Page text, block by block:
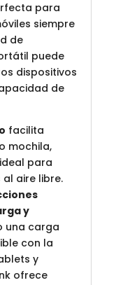
para
siempre
de
puede
dispositivos
de
facilita
mochila,
para
aire libre.
y
una carga
con la
y
ofrece